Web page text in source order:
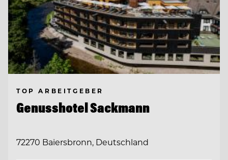
TOP ARBEITGEBER
Genusshotel Sackmann
72270 Baiersbronn, Deutschland